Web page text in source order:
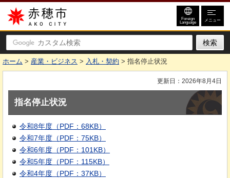
赤穂市
Foreign
Language メニュー
ホーム > 産業・ビジネス > 入札・契約 > 指名停止状況
更新日：2026年8月4日
指名停止状況
令和8年度（PDF：68KB）
令和7年度（PDF：75KB）
令和6年度（PDF：101KB）
令和5年度（PDF：115KB）
令和4年度（PDF：37KB）